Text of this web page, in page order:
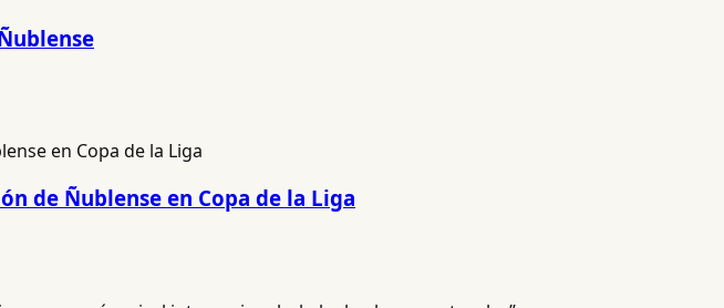
de Ñublense en Copa de la Liga